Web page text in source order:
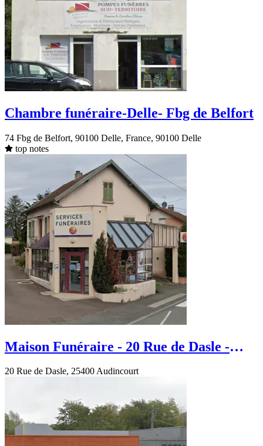
Chambre funéraire-Delle- Fbg de Belfort
74 Fbg de Belfort, 90100 Delle, France, 90100 Delle
top notes
Maison Funéraire - 20 Rue de Dasle -
20 Rue de Dasle, 25400 Audincourt